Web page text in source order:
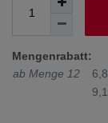
Mengenrabatt:
ab Menge 12